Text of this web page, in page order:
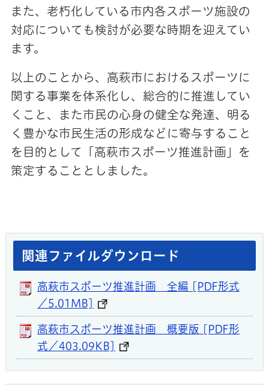
また、老朽化している市内各スポーツ施設の
対応についても検討が必要な時期を迎えてい
ます。
以上のことから、高萩市におけるスポーツに
関する事業を体系化し、総合的に推進してい
くこと、また市民の心身の健全な発達、明る
く豊かな市民生活の形成などに寄与すること
を目的として「高萩市スポーツ推進計画」を
策定することとしました。
関連ファイルダウンロード
高萩市スポーツ推進計画 全編 [PDF形式
／5.01MB]
高萩市スポーツ推進計画 概要版 [PDF形
式／403.09KB]